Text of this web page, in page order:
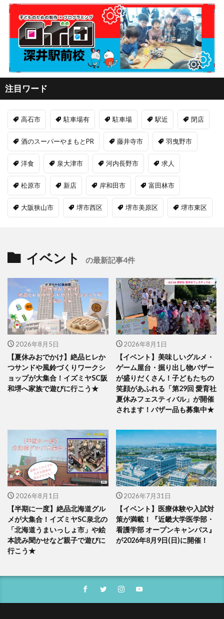
注目ワード
高石市 駐車場有 駐車場 駅近 閉店
酒のスーパーやまもとPR 藤井寺市 羽曳野市
洋食 泉大津市 河内長野市 求人
松原市 新店 岸和田市 富田林市
大阪狭山市 堺市西区 堺市美原区 堺市東区
イベント の最新記事4件
2026年8月5日
【夏休みおでかけ】絶品ヒレか
つサンドや風鈴づくりワークシ
ョップが大集合！イズミヤSC阪
和堺へ家族で遊びに行こう★
2026年8月1日
【イベント】美味しいグルメ・
ゲーム屋台・掘り出し物バザー
が盛りだくさん！子どもたちの
笑顔があふれる「第29回 愛育社
夏休みフェスティバル」が開催
されます！バザー品も募集中★
2026年8月1日
【半期に一度】絶品北海道グル
メが大集合！イズミヤSC泉北の
「北海道うまいっしょ市」や絵
本読み聞かせなど親子で遊びに
行こう★
2026年7月31日
【イベント】医療体験や入試対
策が満載！『近畿大学医学部・
看護学部 オープンキャンパス』
が2026年8月9日(日)に開催！